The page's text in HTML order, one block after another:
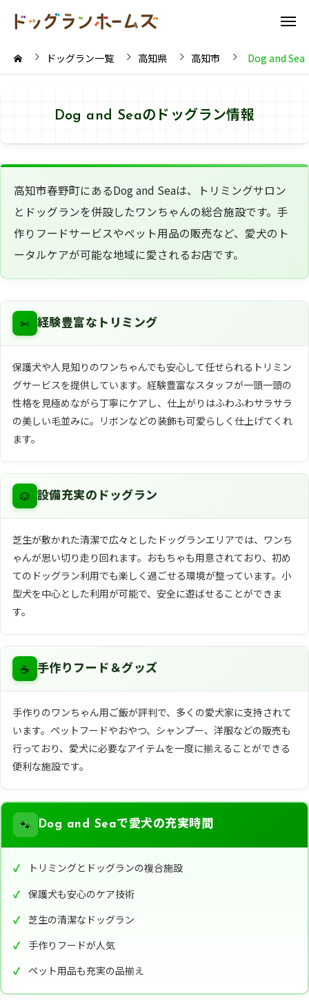
ドッグラン一覧 高知県 高知市 Dog and Sea
Dog and Seaのドッグラン情報
高知市春野町にあるDog and Seaは、トリミングサロン
とドッグランを併設したワンちゃんの総合施設です。手
作りフードサービスやペット用品の販売など、愛犬のト
ータルケアが可能な地域に愛されるお店です。
✄ 経験豊富なトリミング
保護犬や人見知りのワンちゃんでも安心して任せられるトリミン
グサービスを提供しています。経験豊富なスタッフが一頭一頭の
性格を見極めながら丁寧にケアし、仕上がりはふわふわサラサラ
の美しい毛並みに。リボンなどの装飾も可愛らしく仕上げてくれ
ます。
🐶 設備充実のドッグラン
芝生が敷かれた清潔で広々としたドッグランエリアでは、ワンち
ゃんが思い切り走り回れます。おもちゃも用意されており、初め
てのドッグラン利用でも楽しく過ごせる環境が整っています。小
型犬を中心とした利用が可能で、安全に遊ばせることができま
す。
☕ 手作りフード＆グッズ
手作りのワンちゃん用ご飯が評判で、多くの愛犬家に支持されて
います。ペットフードやおやつ、シャンプー、洋服などの販売も
行っており、愛犬に必要なアイテムを一度に揃えることができる
便利な施設です。
🐾 Dog and Seaで愛犬の充実時間
トリミングとドッグランの複合施設
保護犬も安心のケア技術
芝生の清潔なドッグラン
手作りフードが人気
ペット用品も充実の品揃え